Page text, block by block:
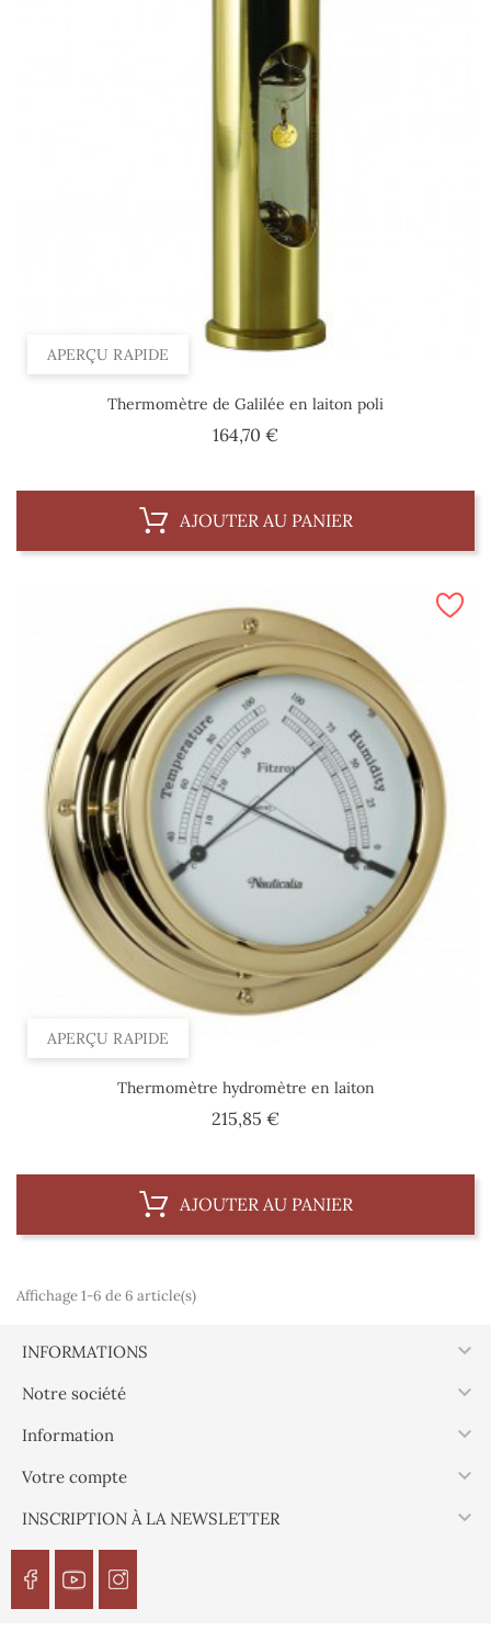
APERÇU RAPIDE
Thermomètre de Galilée en laiton poli
164,70 €Prix
AJOUTER AU PANIER
APERÇU RAPIDE
Thermomètre hydromètre en laiton
215,85 €Prix
AJOUTER AU PANIER
Affichage 1-6 de 6 article(s)
INFORMATIONS 
Notre société 
Information 
Votre compte 
INSCRIPTION À LA NEWSLETTER 